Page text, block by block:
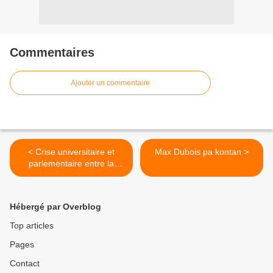
Commentaires
Ajouter un commentaire
< Crise universitaire et
parlementaire entre la
Martinique et la
Max Dubois pa kontan >
Hébergé par Overblog
Top articles
Pages
Contact